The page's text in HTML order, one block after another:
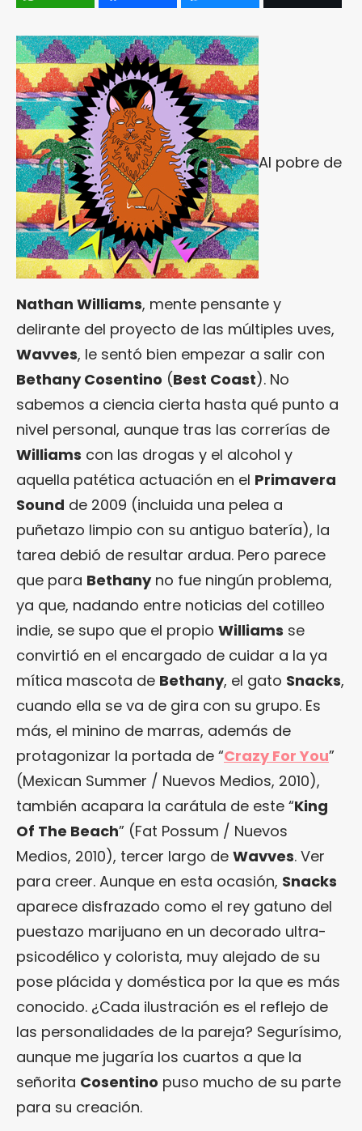
Al pobre de
Nathan Williams, mente pensante y
delirante del proyecto de las múltiples uves,
Wavves, le sentó bien empezar a salir con
Bethany Cosentino (Best Coast). No
sabemos a ciencia cierta hasta qué punto a
nivel personal, aunque tras las correrías de
Williams con las drogas y el alcohol y
aquella patética actuación en el Primavera
Sound de 2009 (incluida una pelea a
puñetazo limpio con su antiguo batería), la
tarea debió de resultar ardua. Pero parece
que para Bethanyno fue ningún problema,
ya que, nadando entre noticias del cotilleo
indie, se supo que el propio Williams se
convirtió en el encargado de cuidar a la ya
mítica mascota de Bethany, el gato Snacks,
cuando ella se va de gira con su grupo. Es
más, el minino de marras, además de
protagonizar la portada de “Crazy For You”
(Mexican Summer / Nuevos Medios, 2010),
también acapara la carátula de este “King
Of The Beach” (Fat Possum / Nuevos
Medios, 2010), tercer largo de Wavves. Ver
para creer. Aunque en esta ocasión, Snacks
aparece disfrazado como el rey gatuno del
puestazo marijuano en un decorado ultra-
psicodélico y colorista, muy alejado de su
pose plácida y doméstica por la que es más
conocido. ¿Cada ilustración es el reflejo de
las personalidades de la pareja? Segurísimo,
aunque me jugaría los cuartos a que la
señorita Cosentino puso mucho de su parte
para su creación.